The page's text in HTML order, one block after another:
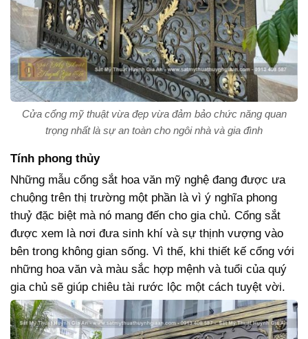
Cửa cổng mỹ thuật vừa đẹp vừa đảm bảo chức năng quan
trọng nhất là sự an toàn cho ngôi nhà và gia đình
Tính phong thủy
Những mẫu cổng sắt hoa văn mỹ nghệ đang được ưa
chuộng trên thị trường một phần là vì ý nghĩa phong
thuỷ đặc biệt mà nó mang đến cho gia chủ. Cổng sắt
được xem là nơi đưa sinh khí và sự thịnh vượng vào
bên trong không gian sống. Vì thế, khi thiết kế cổng với
những hoa văn và màu sắc hợp mệnh và tuổi của quý
gia chủ sẽ giúp chiêu tài rước lộc một cách tuyệt vời.